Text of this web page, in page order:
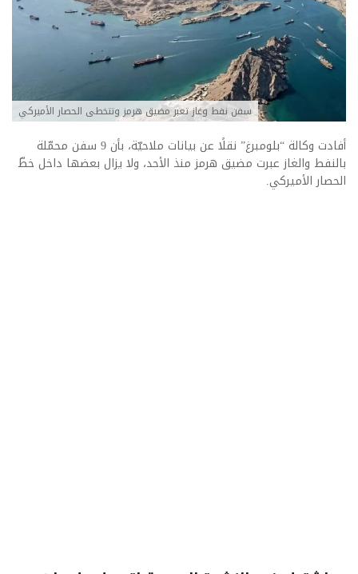
سفن نفط وغاز تعبر مضيق هرمز وتتخطى الحصار الأميركي
أفادت وكالة “بلومبرغ” نقلًا عن بيانات ملاحيّة، بأن 9 سفن محمّلة
بالنفط والغاز عبرت مضيق هرمز منذ الأحد، ولا يزال بعضها داخل خطّ
الحصار الأميركي.